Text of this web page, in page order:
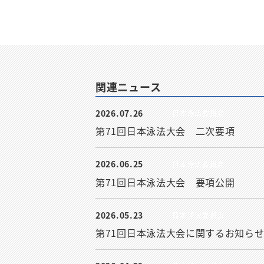
関連ニュース
2026.07.26 日本泳法委員会
第71回日本泳法大会 二次要項
2026.06.25 日本泳法委員会
第71回日本泳法大会 要項公開
2026.05.23 日本泳法委員会
第71回日本泳法大会に関するお知らせ